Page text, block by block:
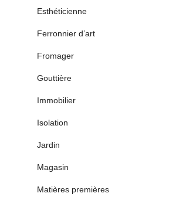
Esthéticienne
Ferronnier d’art
Fromager
Gouttière
Immobilier
Isolation
Jardin
Magasin
Matières premières